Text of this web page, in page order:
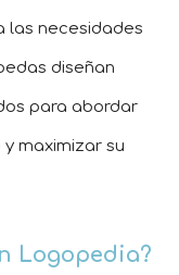
las necesidades
diseñan
para abordar
maximizar su
Logopedia?